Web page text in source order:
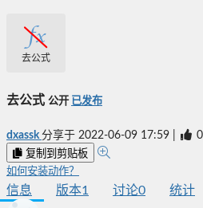
去公式
去公式 公开 已发布
dxassk 分享于 2022-06-09 17:59 0
复制到剪贴板
如何安装动作？
信息 版本1 讨论0 统计